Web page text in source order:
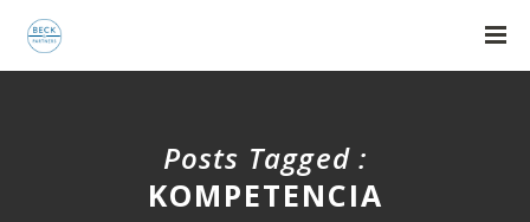
Posts Tagged :
KOMPETENCIA